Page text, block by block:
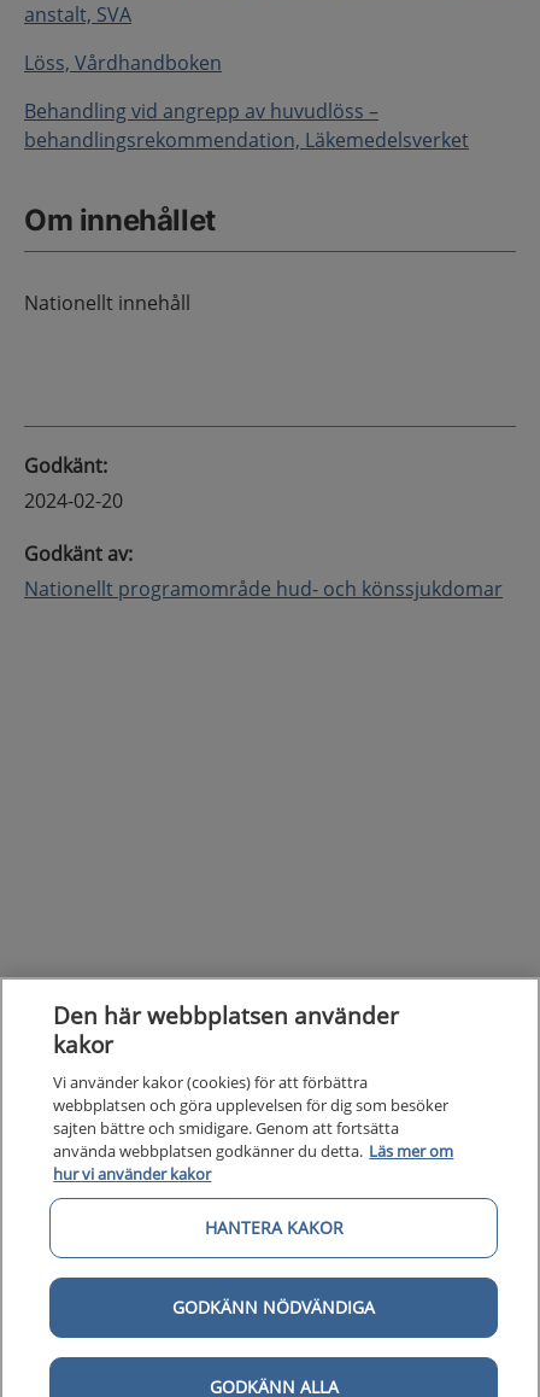
anstalt, SVA
Löss, Vårdhandboken
Behandling vid angrepp av huvudlöss –
behandlingsrekommendation, Läkemedelsverket
Om innehållet
Nationellt innehåll
Godkänt:
2024-02-20
Godkänt av:
Nationellt programområde hud- och könssjukdomar
Om 1177 för vårdpersonal Om
Digital
Den här webbplatsen använder
kakor
Vi använder kakor (cookies) för att förbättra
webbplatsen och göra upplevelsen för dig som besöker
sajten bättre och smidigare. Genom att fortsätta
använda webbplatsen godkänner du detta. Läs mer om
hur vi använder kakor
HANTERA KAKOR
GODKÄNN NÖDVÄNDIGA
GODKÄNN ALLA